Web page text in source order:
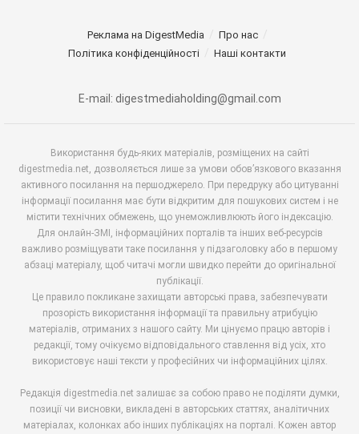
Реклама на DigestMedia
Про нас
Політика конфіденційності
Наші контакти
E-mail: digestmediaholding@gmail.com
Використання будь-яких матеріалів, розміщених на сайті
digestmedia.net, дозволяється лише за умови обов’язкового вказання
активного посилання на першоджерело. При передруку або цитуванні
інформації посилання має бути відкритим для пошукових систем і не
містити технічних обмежень, що унеможливлюють його індексацію.
Для онлайн-ЗМІ, інформаційних порталів та інших веб-ресурсів
важливо розміщувати таке посилання у підзаголовку або в першому
абзаці матеріалу, щоб читачі могли швидко перейти до оригінальної
публікації.
Це правило покликане захищати авторські права, забезпечувати
прозорість використання інформації та правильну атрибуцію
матеріалів, отриманих з нашого сайту. Ми цінуємо працю авторів і
редакції, тому очікуємо відповідального ставлення від усіх, хто
використовує наші тексти у професійних чи інформаційних цілях.
Редакція digestmedia.net залишає за собою право не поділяти думки,
позиції чи висновки, викладені в авторських статтях, аналітичних
матеріалах, колонках або інших публікаціях на порталі. Кожен автор